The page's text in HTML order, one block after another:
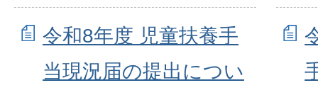
令和8年度 児童扶養手
当現況届の提出につい